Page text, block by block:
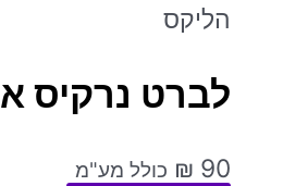
הליקס
לברט נרקיס
₪ 90 כולל מע"מ